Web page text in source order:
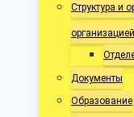
Структура и
организацией
Документы
Образование